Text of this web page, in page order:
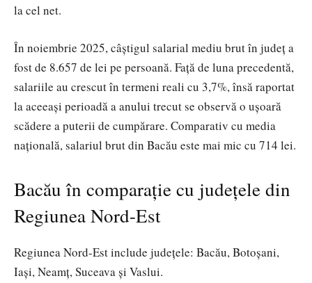
la cel net.
În noiembrie 2025, câștigul salarial mediu brut în județ a
fost de 8.657 de lei pe persoană. Față de luna precedentă,
salariile au crescut în termeni reali cu 3,7%, însă raportat
la aceeași perioadă a anului trecut se observă o ușoară
scădere a puterii de cumpărare. Comparativ cu media
națională, salariul brut din Bacău este mai mic cu 714 lei.
Bacău în comparație cu județele din
Regiunea Nord-Est
Regiunea Nord-Est include județele: Bacău, Botoșani,
Iași, Neamț, Suceava și Vaslui.